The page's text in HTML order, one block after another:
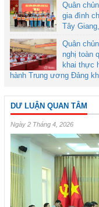
Quân
gia đình
Tây
Quân
nghị toàn
khai thực
hành Trung ương Đảng
DƯ LUẬN QUAN TÂM
Ngày 2 Tháng 4, 2026